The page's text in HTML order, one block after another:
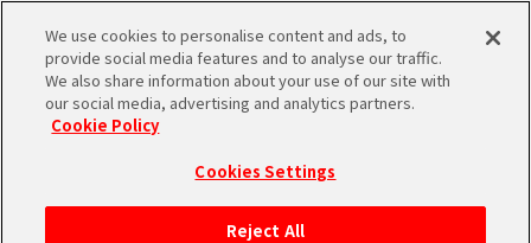
MEN
VIDEOS
We use cookies to personalise content and ads, to
provide social media features and to analyse our traffic.
We also share information about your use of our site with
our social media, advertising and analytics partners.
Cookie Policy
Cookies Settings
Reject All